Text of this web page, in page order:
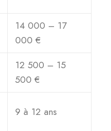
14 000 – 17
000 €
12 500 – 15
500 €
9 à 12 ans